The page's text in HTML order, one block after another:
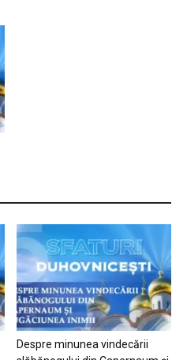
Despre minunea vindecării